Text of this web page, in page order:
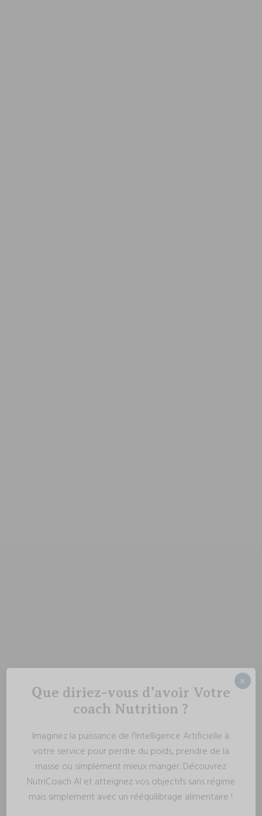
Que diriez-vous d’avoir Votre
coach Nutrition ?
Imaginez la puissance de l’Intelligence Artificielle à
votre service pour perdre du poids, prendre de la
masse ou simplement mieux manger. Découvrez
NutriCoach AI et atteignez vos objectifs sans régime
mais simplement avec un rééquilibrage alimentaire !
×